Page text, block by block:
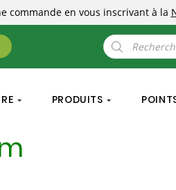
commande en vous inscrivant à la
Recherche
de
produits
PRODUITS